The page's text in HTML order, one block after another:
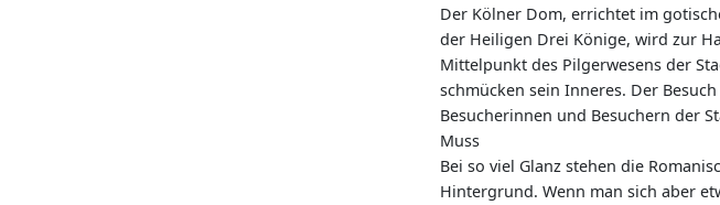
Der Kölner Dom, errichtet im
der Heiligen Drei Könige, wird zur
Mittelpunkt des Pilgerwesens der
schmücken sein Inneres. Der
Besucherinnen und Besuchern der
Muss
Bei so viel Glanz stehen die
Hintergrund. Wenn man sich aber